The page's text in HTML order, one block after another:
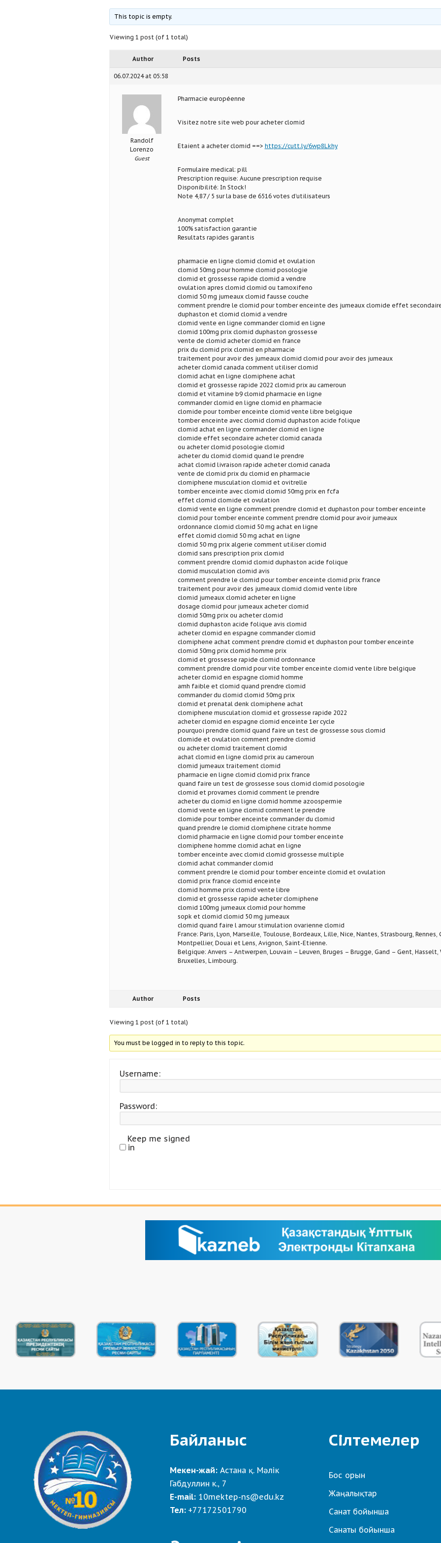
This topic is empty.
Viewing 1 post (of 1 total)
Author Posts
06.07.2024 at 05:58
Randolf
Lorenzo
Guest
Pharmacie européenne
Visitez notre site web pour acheter clomid
Etaient a acheter clomid ==> https://cutt.ly/6wp8Lkhy
Formulaire medical: pill
Prescription requise: Aucune prescription requise
Disponibilité: In Stock!
Note 4,87 / 5 sur la base de 6516 votes d’utilisateurs
Anonymat complet
100% satisfaction garantie
Resultats rapides garantis
pharmacie en ligne clomid clomid et ovulation
clomid 50mg pour homme clomid posologie
clomid et grossesse rapide clomid a vendre
ovulation apres clomid clomid ou tamoxifeno
clomid 50 mg jumeaux clomid fausse couche
comment prendre le clomid pour tomber enceinte des jumeaux clomide effet
duphaston et clomid clomid a vendre
clomid vente en ligne commander clomid en ligne
clomid 100mg prix clomid duphaston grossesse
vente de clomid acheter clomid en france
prix du clomid prix clomid en pharmacie
traitement pour avoir des jumeaux clomid clomid pour avoir des jumeaux
acheter clomid canada comment utiliser clomid
clomid achat en ligne clomiphene achat
clomid et grossesse rapide 2022 clomid prix au cameroun
clomid et vitamine b9 clomid pharmacie en ligne
commander clomid en ligne clomid en pharmacie
clomide pour tomber enceinte clomid vente libre belgique
tomber enceinte avec clomid clomid duphaston acide folique
clomid achat en ligne commander clomid en ligne
clomide effet secondaire acheter clomid canada
ou acheter clomid posologie clomid
acheter du clomid clomid quand le prendre
achat clomid livraison rapide acheter clomid canada
vente de clomid prix du clomid en pharmacie
clomiphene musculation clomid et ovitrelle
tomber enceinte avec clomid clomid 50mg prix en fcfa
effet clomid clomide et ovulation
clomid vente en ligne comment prendre clomid et duphaston pour tomber enceinte
clomid pour tomber enceinte comment prendre clomid pour avoir jumeaux
ordonnance clomid clomid 50 mg achat en ligne
effet clomid clomid 50 mg achat en ligne
clomid 50 mg prix algerie comment utiliser clomid
clomid sans prescription prix clomid
comment prendre clomid clomid duphaston acide folique
clomid musculation clomid avis
comment prendre le clomid pour tomber enceinte clomid prix france
traitement pour avoir des jumeaux clomid clomid vente libre
clomid jumeaux clomid acheter en ligne
dosage clomid pour jumeaux acheter clomid
clomid 50mg prix ou acheter clomid
clomid duphaston acide folique avis clomid
acheter clomid en espagne commander clomid
clomiphene achat comment prendre clomid et duphaston pour tomber enceinte
clomid 50mg prix clomid homme prix
clomid et grossesse rapide clomid ordonnance
comment prendre clomid pour vite tomber enceinte clomid vente libre belgique
acheter clomid en espagne clomid homme
amh faible et clomid quand prendre clomid
commander du clomid clomid 50mg prix
clomid et prenatal denk clomiphene achat
clomiphene musculation clomid et grossesse rapide 2022
acheter clomid en espagne clomid enceinte 1er cycle
pourquoi prendre clomid quand faire un test de grossesse sous clomid
clomide et ovulation comment prendre clomid
ou acheter clomid traitement clomid
achat clomid en ligne clomid prix au cameroun
clomid jumeaux traitement clomid
pharmacie en ligne clomid clomid prix france
quand faire un test de grossesse sous clomid clomid posologie
clomid et provames clomid comment le prendre
acheter du clomid en ligne clomid homme azoospermie
clomid vente en ligne clomid comment le prendre
clomide pour tomber enceinte commander du clomid
quand prendre le clomid clomiphene citrate homme
clomid pharmacie en ligne clomid pour tomber enceinte
clomiphene homme clomid achat en ligne
tomber enceinte avec clomid clomid grossesse multiple
clomid achat commander clomid
comment prendre le clomid pour tomber enceinte clomid et ovulation
clomid prix france clomid enceinte
clomid homme prix clomid vente libre
clomid et grossesse rapide acheter clomiphene
clomid 100mg jumeaux clomid pour homme
sopk et clomid clomid 50 mg jumeaux
clomid quand faire l amour stimulation ovarienne clomid
France: Paris, Lyon, Marseille, Toulouse, Bordeaux, Lille, Nice, Nantes, Strasbourg, Rennes,
Montpellier, Douai et Lens, Avignon, Saint-Etienne.
Belgique: Anvers – Antwerpen, Louvain – Leuven, Bruges – Brugge, Gand – Gent, Hasselt,
Bruxelles, Limbourg.
Author Posts
Viewing 1 post (of 1 total)
You must be logged in to reply to this topic.
Username:
Password:
Keep me signed
in
Байланыс
Мекен-жай: Астана қ. Мәлік
Габдуллин к., 7
E-mail: 10mektep-ns@edu.kz
Тел: +77172501790
Сілтемелер
Бос орын
Жаңалықтар
Санат бойынша
Санаты бойынша